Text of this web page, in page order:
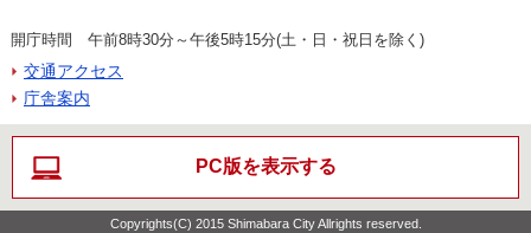
開庁時間 午前8時30分～午後5時15分(土・日・祝日を除く)
交通アクセス
庁舎案内
PC版を表示する
Copyrights(C) 2015 Shimabara City Allrights reserved.